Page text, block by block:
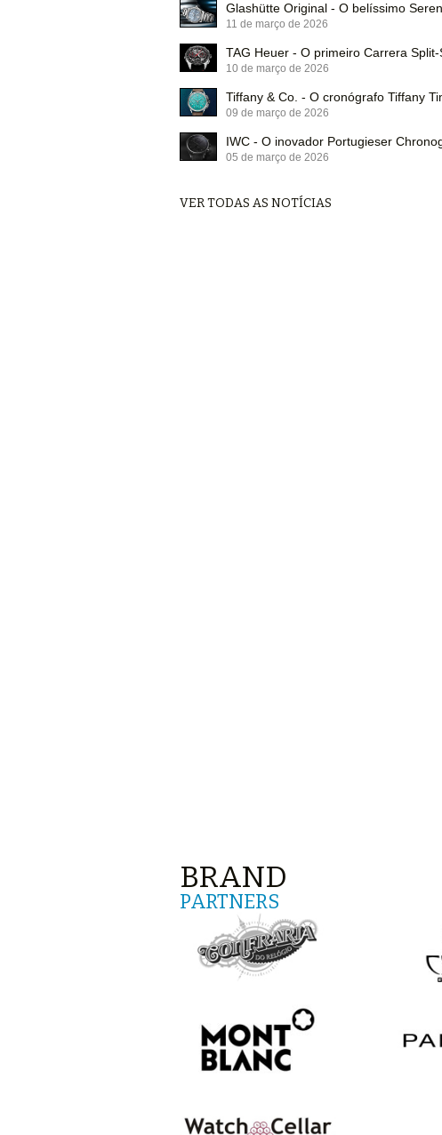
Glashütte Original - O belíssimo
11 de março de 2026
TAG Heuer - O primeiro Carrera
10 de março de 2026
Tiffany & Co. - O cronógrafo Tiffany
09 de março de 2026
IWC - O inovador Portugieser
05 de março de 2026
VER TODAS AS NOTÍCIAS
BRAND
PARTNERS